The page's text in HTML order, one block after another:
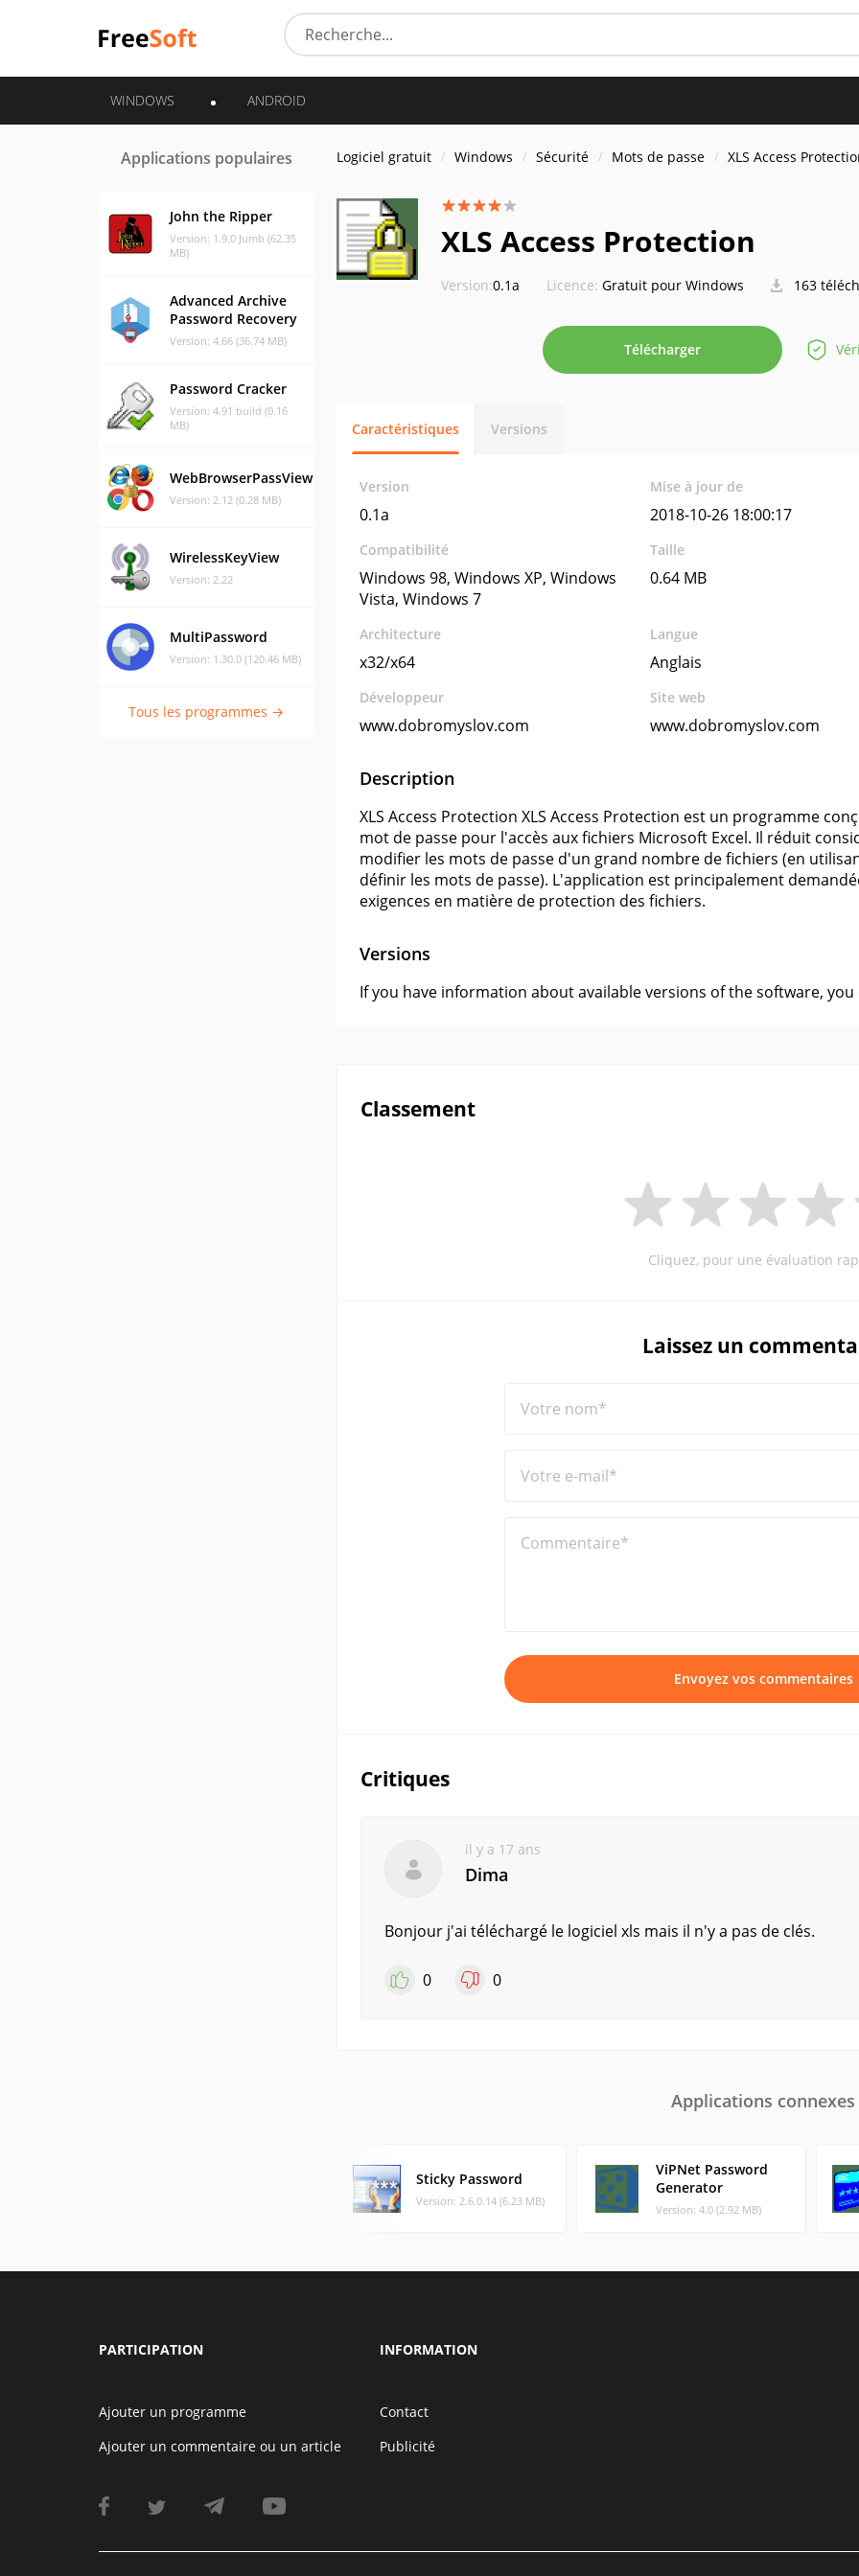
WINDOWS ANDROID
Applications populaires
John the Ripper
Version: 1.9.0 Jumb (62.35
MB)
Advanced Archive
Password Recovery
Version: 4.66 (36.74 MB)
Password Cracker
Version: 4.91 build (0.16
MB)
WebBrowserPassView
Version: 2.12 (0.28 MB)
WirelessKeyView
Version: 2.22
MultiPassword
Version: 1.30.0 (120.46 MB)
Tous les programmes →
Logiciel gratuit Windows Sécurité Mots de passe XLS Access
XLS Access Protection
Version:0.1a Licence: Gratuit pour Windows 163
Télécharger
Caractéristiques Versions
Version
0.1a
Mise à jour de
2018-10-26 18:00:17
Compatibilité
Windows 98, Windows XP, Windows
Vista, Windows 7
Taille
0.64 MB
Architecture
x32/x64
Langue
Anglais
Développeur
www.dobromyslov.com
Site web
www.dobromyslov.com
Description
XLS Access Protection XLS Access Protection est un programme
mot de passe pour l'accès aux fichiers Microsoft Excel. Il réduit
modifier les mots de passe d'un grand nombre de fichiers (en
définir les mots de passe). L'application est principalement
exigences en matière de protection des fichiers.
Versions
If you have information about available versions of the software,
Classement
Cliquez, pour une évaluation
Laissez un
Votre nom*
Votre e-mail*
Commentaire*
Envoyez vos commentaires
Critiques
il y a 17 ans
Dima
Bonjour j'ai téléchargé le logiciel xls mais il n'y a pas de clés.
0 0
Applications connexes
Sticky Password
Version: 2.6.0.14 (6.23 MB)
ViPNet Password
Generator
Version: 4.0 (2.92 MB)
PARTICIPATION
Ajouter un programme
Ajouter un commentaire ou un article
INFORMATION
Contact
Publicité